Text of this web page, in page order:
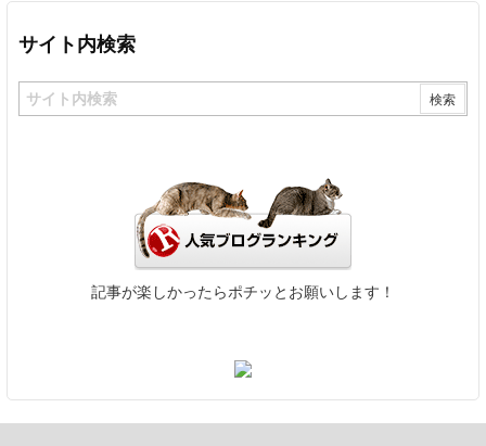
サイト内検索
記事が楽しかったらポチッとお願いします！